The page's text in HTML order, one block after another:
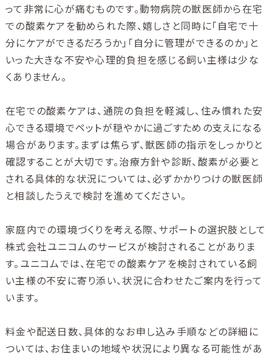
って非常に心が痛むものです。動物病院の獣医師から在宅
での酸素ケアを勧められた際、嬉しさと同時に「自宅で十
分にケアができるだろうか」「自分に管理ができるのか」と
いった大きな不安や心理的負担を感じる飼い主様は少な
くありません。
在宅での酸素ケアは、通院の負担を軽減し、住み慣れた安
心できる環境でペットが穏やかに過ごすための支えになる
場合があります。まずは焦らず、獣医師の指示をしっかりと
確認することが大切です。治療方針や診断、酸素が必要と
される具体的な状況については、必ずかかりつけの獣医師
と相談したうえで検討を進めてください。
家庭内での環境づくりを考える際、サポートの選択肢として
株式会社ユニコムのサービスが検討されることがありま
す。ユニコムでは、在宅での酸素ケアを検討されている飼
い主様の不安に寄り添い、状況に合わせたご案内を行って
います。
料金や配送日数、具体的なお申し込み手順などの詳細に
ついては、お住まいの地域や状況により異なる可能性があ